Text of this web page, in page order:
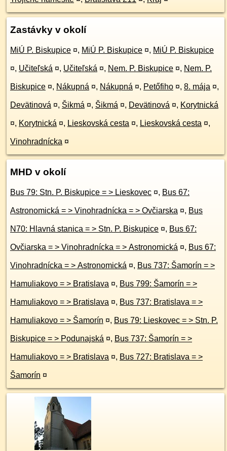
Zastávky v okolí
MiÚ P. Biskupice ¤, MiÚ P. Biskupice ¤, MiÚ P. Biskupice
¤, Učiteľská ¤, Učiteľská ¤, Nem. P. Biskupice ¤, Nem. P.
Biskupice ¤, Nákupná ¤, Nákupná ¤, Petőfiho ¤, 8. mája ¤,
Devätinová ¤, Šikmá ¤, Šikmá ¤, Devätinová ¤, Korytnická
¤, Korytnická ¤, Lieskovská cesta ¤, Lieskovská cesta ¤,
Vinohradnícka ¤
MHD v okolí
Bus 79: Stn. P. Biskupice = > Lieskovec ¤, Bus 67:
Astronomická = > Vinohradnícka = > Ovčiarska ¤, Bus
N70: Hlavná stanica = > Stn. P. Biskupice ¤, Bus 67:
Ovčiarska = > Vinohradnícka = > Astronomická ¤, Bus 67:
Vinohradnícka = > Astronomická ¤, Bus 737: Šamorín = >
Hamuliakovo = > Bratislava ¤, Bus 799: Šamorín = >
Hamuliakovo = > Bratislava ¤, Bus 737: Bratislava = >
Hamuliakovo = > Šamorín ¤, Bus 79: Lieskovec = > Stn. P.
Biskupice = > Podunajská ¤, Bus 737: Šamorín = >
Hamuliakovo = > Bratislava ¤, Bus 727: Bratislava = >
Šamorín ¤